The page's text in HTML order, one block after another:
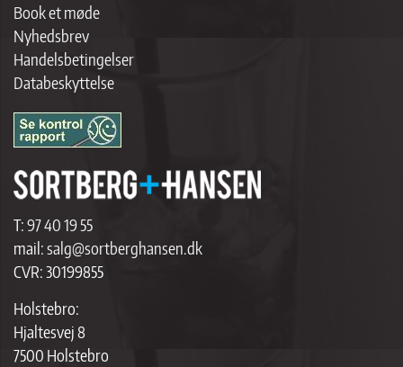
Book et møde
Nyhedsbrev
Handelsbetingelser
Databeskyttelse
T:97 40 19 55
mail:salg@sortberghansen.dk
CVR: 30199855
Holstebro:
Hjaltesvej 8
7500 Holstebro